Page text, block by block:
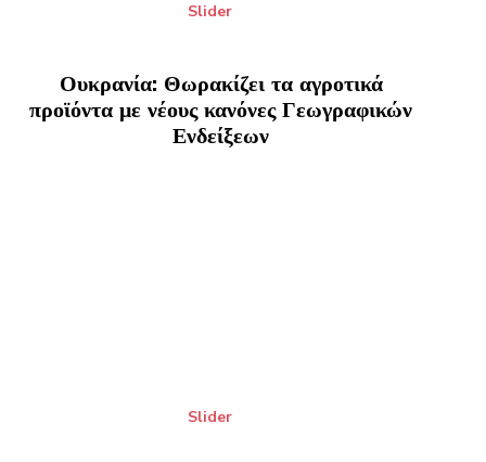
Slider
Ουκρανία: Θωρακίζει τα αγροτικά
προϊόντα με νέους κανόνες Γεωγραφικών
Ενδείξεων
Slider